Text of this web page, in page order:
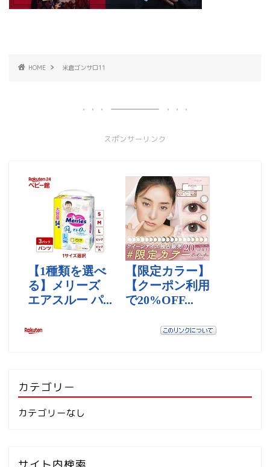
HOME 米倉ゴンサロ11
スポンサーリンク
カテゴリー
カテゴリーなし
サイト内検索